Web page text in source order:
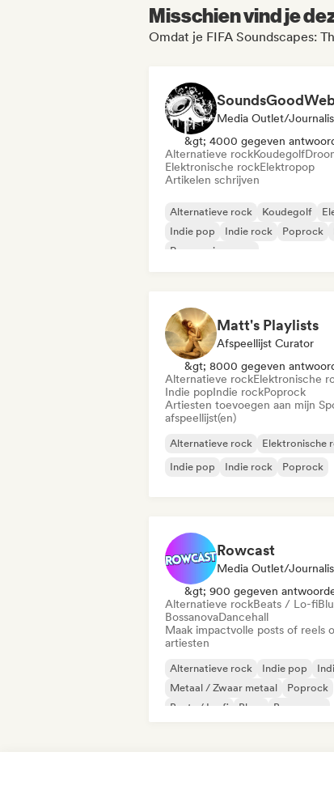
Misschien vind je
Omdat je FIFA Soundscapes:
Media Outlet/
&gt; 4000 gegeven
Alternatieve rockKoudegolf
Elektronische rockElektropop
Artikelen schrijven
Alternatieve rock Koudegolf
Indie pop
Indie rock Poprock
Progressieve pop
Matt's Playlists
Afspeellijst Curator
&gt; 8000 gegeven
Alternatieve rockElektronische
Indie popIndie rockPoprock
Artiesten toevoegen aan mijn
afspeellijst(en)
Alternatieve rock
Elektronische
Indie pop
Indie rock Poprock
Rowcast
Media Outlet/
&gt; 900 gegeven
Alternatieve rockBeats / Lo-fi
BossanovaDancehall
Maak impactvolle posts of reels
artiesten
Alternatieve rock Indie pop
Metaal / Zwaar metaal
Poprock
Beats / Lo-fi
Blues Bossanova